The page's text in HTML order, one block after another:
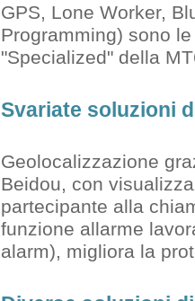
GPS, Lone Worker,
Programming) sono
"Specialized" della
Svariate soluzioni
Geolocalizzazione
Beidou, con
partecipante alla
funzione allarme
alarm), migliora la